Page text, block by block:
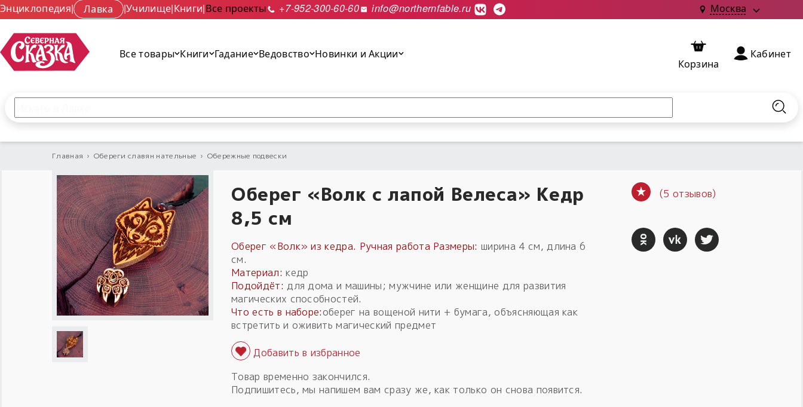
Энциклопедия| Лавка |Училище|Книги|Все проекты +7-952-300-60-60 info@northernfable.ru Москва
Все товары Книги Гадание Ведовство Новинки и Акции
Корзина
Кабинет
Главная › Обереги славян нательные › Обережные подвески
Оберег «Волк с лапой Велеса» Кедр
8,5 см
Оберег «Волк» из кедра. Ручная работа Размеры: ширина 4 см, длина 6
см.
Материал: кедр
Подойдёт: для дома и машины; мужчине или женщине для развития
магических способностей.
Что есть в наборе:оберег на вощеной нити + бумага, объясняющая как
встретить и оживить магический предмет
Товар временно закончился.
Подпишитесь, мы напишем вам сразу же, как только он снова появится.
(5 отзывов)